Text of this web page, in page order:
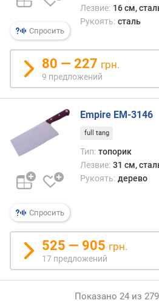
Спросить
Лезвие: 16 см,
Рукоять: сталь
80 — 227 грн.
9 предложений
Спросить
Empire EM-3146
full tang
Тип: топорик
Лезвие: 31 см,
Рукоять: дерево
525 — 905 грн.
17 предложений
Показано 24 из